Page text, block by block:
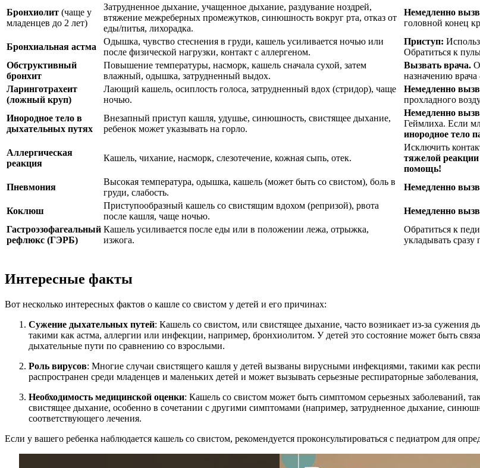
Бронхиолит (чаще у
младенцев до 2 лет)
Затрудненное дыхание, учащенное дыхание, раздувание ноздрей,
втяжение межреберных промежутков, синюшность вокруг рта, отказ от
еды/питья, лихорадка.
Немедленно
головной конец
Бронхиальная астма
Одышка, чувство стеснения в груди, кашель усиливается ночью или
после физической нагрузки, контакт с аллергеном.
Приступ:
Обратиться к
Обструктивный
бронхит
Повышение температуры, насморк, кашель сначала сухой, затем
влажный, одышка, затрудненный выдох.
Вызвать врача.
назначению
Ларинготрахеит
(ложный круп)
Лающий кашель, осиплость голоса, затрудненный вдох (стридор), чаще
ночью.
Немедленно
прохладного
Инородное тело в
дыхательных путях
Внезапный приступ кашля, удушье, синюшность, свистящее дыхание,
ребенок может указывать на горло.
Немедленно
Геймлиха. Если
инородное тело
Аллергическая
реакция
Кашель, чихание, насморк, слезотечение, кожная сыпь, отек.
Исключить
тяжелой
помощь!
Пневмония
Высокая температура, одышка, кашель (может быть со свистом), боль в
груди, слабость.
Немедленно
Коклюш
Приступообразный кашель со свистящим вдохом (репризой), рвота
после кашля, чаще ночью.
Немедленно
Гастроэзофагеальный
рефлюкс (ГЭРБ)
Кашель усиливается после еды или в положении лежа, отрыжка,
изжога.
Обратиться к
укладывать
Интересные факты
Вот несколько интересных фактов о кашле со свистом у детей и его причинах:
Сужение дыхательных путей: Кашель со свистом, или свистящее дыхание, часто возникает из-за
такими как астма, аллергии или инфекции, например, бронхиолитом. У детей это состояние может быть
дыхательные пути по сравнению со взрослыми.
Роль вирусов: Многие случаи свистящего кашля у детей вызваны вирусными инфекциями, такими как
распространен среди младенцев и маленьких детей и может вызывать серьезные респираторные
Необходимость медицинской оценки: Кашель со свистом может быть симптомом серьезных заболеваний,
свистящее дыхание, особенно в сочетании с другими симптомами (например, затрудненное дыхание,
соответствующего лечения.
Если у вашего ребенка наблюдается кашель со свистом, рекомендуется проконсультироваться с педиатром для